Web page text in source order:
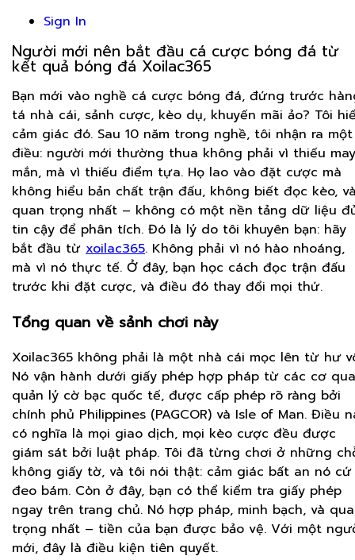
Sign In
Người mới nên bắt đầu cá cược bóng đá từ
kết quả bóng đá Xoilac365
Bạn mới vào nghề cá cược bóng đá, đứng trước
tá nhà cái, sảnh cược, kèo dụ, khuyến mãi ảo? Tôi
cảm giác đó. Sau 10 năm trong nghề, tôi nhận ra một
điều: người mới thường thua không phải vì thiếu may
mắn, mà vì thiếu điểm tựa. Họ lao vào đặt cược mà
không hiểu bản chất trận đấu, không biết đọc kèo,
quan trọng nhất – không có một nền tảng dữ liệu
tin cậy để phân tích. Đó là lý do tôi khuyên bạn: hãy
bắt đầu từ xoilac365. Không phải vì nó hào nhoáng,
mà vì nó thực tế. Ở đây, bạn học cách đọc trận đấu
trước khi đặt cược, và điều đó thay đổi mọi thứ.
Tổng quan về sảnh chơi này
Xoilac365 không phải là một nhà cái mọc lên từ hư
Nó vận hành dưới giấy phép hợp pháp từ các cơ
quản lý cờ bạc quốc tế, được cấp phép rõ ràng bởi
chính phủ Philippines (PAGCOR) và Isle of Man. Điều
có nghĩa là mọi giao dịch, mọi kèo cược đều được
giám sát bởi luật pháp. Tôi đã từng chơi ở những
không giấy tờ, và tôi nói thật: cảm giác bất an nó cứ
đeo bám. Còn ở đây, bạn có thể kiểm tra giấy phép
ngay trên trang chủ. Nó hợp pháp, minh bạch, và
trọng nhất – tiền của bạn được bảo vệ. Với một
mới, đây là điều kiện tiên quyết.